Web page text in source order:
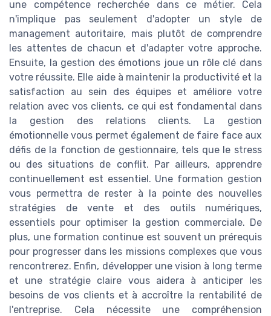
une compétence recherchée dans ce métier. Cela
n'implique pas seulement d'adopter un style de
management autoritaire, mais plutôt de comprendre
les attentes de chacun et d'adapter votre approche.
Ensuite, la gestion des émotions joue un rôle clé dans
votre réussite. Elle aide à maintenir la productivité et la
satisfaction au sein des équipes et améliore votre
relation avec vos clients, ce qui est fondamental dans
la gestion des relations clients. La gestion
émotionnelle vous permet également de faire face aux
défis de la fonction de gestionnaire, tels que le stress
ou des situations de conflit. Par ailleurs, apprendre
continuellement est essentiel. Une formation gestion
vous permettra de rester à la pointe des nouvelles
stratégies de vente et des outils numériques,
essentiels pour optimiser la gestion commerciale. De
plus, une formation continue est souvent un prérequis
pour progresser dans les missions complexes que vous
rencontrerez. Enfin, développer une vision à long terme
et une stratégie claire vous aidera à anticiper les
besoins de vos clients et à accroître la rentabilité de
l'entreprise. Cela nécessite une compréhension